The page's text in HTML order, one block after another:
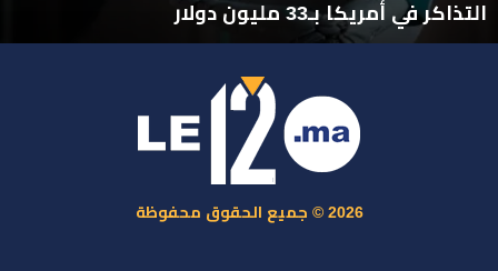
التذاكر في أمريكا بـ33 مليون دولار
2026 © جميع الحقوق محفوظة